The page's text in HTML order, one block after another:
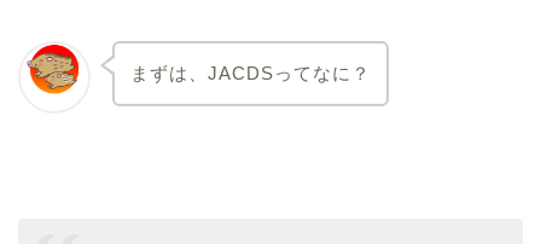
まずは、JACDSってなに？